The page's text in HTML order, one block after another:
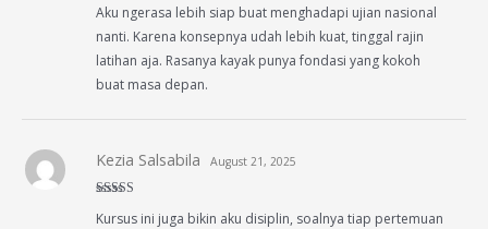
of 5
Aku ngerasa lebih siap buat menghadapi ujian nasional
nanti. Karena konsepnya udah lebih kuat, tinggal rajin
latihan aja. Rasanya kayak punya fondasi yang kokoh
buat masa depan.
out of 5
Kezia Salsabila August 21, 2025
Kursus ini juga bikin aku disiplin, soalnya tiap pertemuan